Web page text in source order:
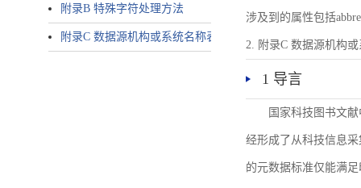
附录B 特殊字符处理方法
附录C 数据源机构或系统名称表
涉及到的属性包括
2. 附录C 数据源机构或
1 导言
国家科技图书文
经形成了从科技信息
的元数据标准仅能满